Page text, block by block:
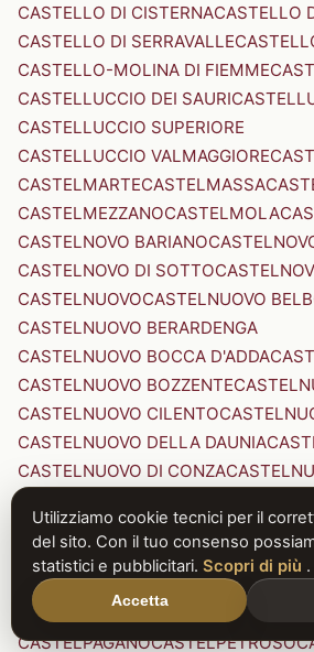
CASTELLO DI CISTERNACASTELLO
CASTELLO DI SERRAVALLE
CASTELLO-MOLINA DI FIEMME
CASTELLUCCIO DEI SAURI
CASTELLUCCIO SUPERIORE
CASTELLUCCIO VALMAGGIORE
CASTELMARTECASTELMASSA
CASTELMEZZANOCASTELMOLA
CASTELNOVO BARIANO
CASTELNOVO DI SOTTO
CASTELNUOVOCASTELNUOVO
CASTELNUOVO BERARDENGA
CASTELNUOVO BOCCA D'ADDA
CASTELNUOVO BOZZENTE
CASTELNUOVO CILENTO
CASTELNUOVO DELLA DAUNIA
CASTELNUOVO DI CONZA
CASTELNUOVO DI PORTO
CASTELNUOVO MAGRA
CASTELNUOVO PARANO
CASTELNUOVO SCRIVIA
CASTELPAGANOCASTELPETROSO
Utilizziamo cookie tecnici per il
del sito. Con il tuo consenso
statistici e pubblicitari. Scopri di più .
Accetta